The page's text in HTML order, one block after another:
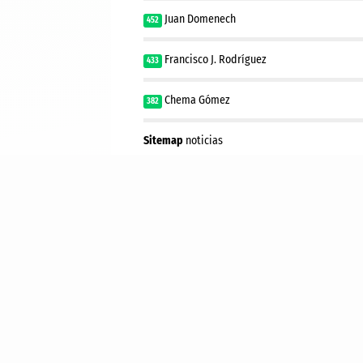
452 Juan Domenech
433 Francisco J. Rodríguez
382 Chema Gómez
Sitemap noticias